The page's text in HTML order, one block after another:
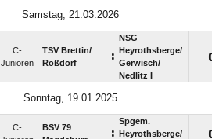
Samstag, 21.03.2026
C-
Junioren
TSV Brettin/​
Roßdorf
:
NSG
Heyrothsberge/​
Gerwisch/​
Nedlitz I
Sonntag, 19.01.2025
C-
BSV 79
:
Spgem.
Heyrothsberge/​